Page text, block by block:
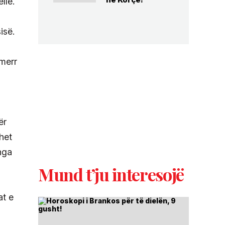
e
Mund t’ju interesojë